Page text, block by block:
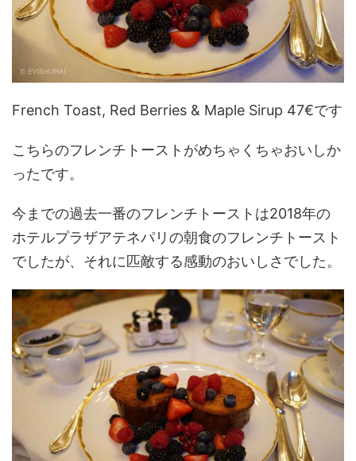
French Toast, Red Berries & Maple Sirup 47€です
こちらのフレンチトーストがめちゃくちゃおいしか
ったです。
今までの過去一番のフレンチトーストは2018年の
ホテルプラザアテネパリの朝食のフレンチトースト
でしたが、それに匹敵する感動のおいしさでした。